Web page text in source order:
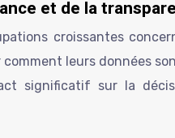
et de la
croissantes
leurs données
significatif sur la